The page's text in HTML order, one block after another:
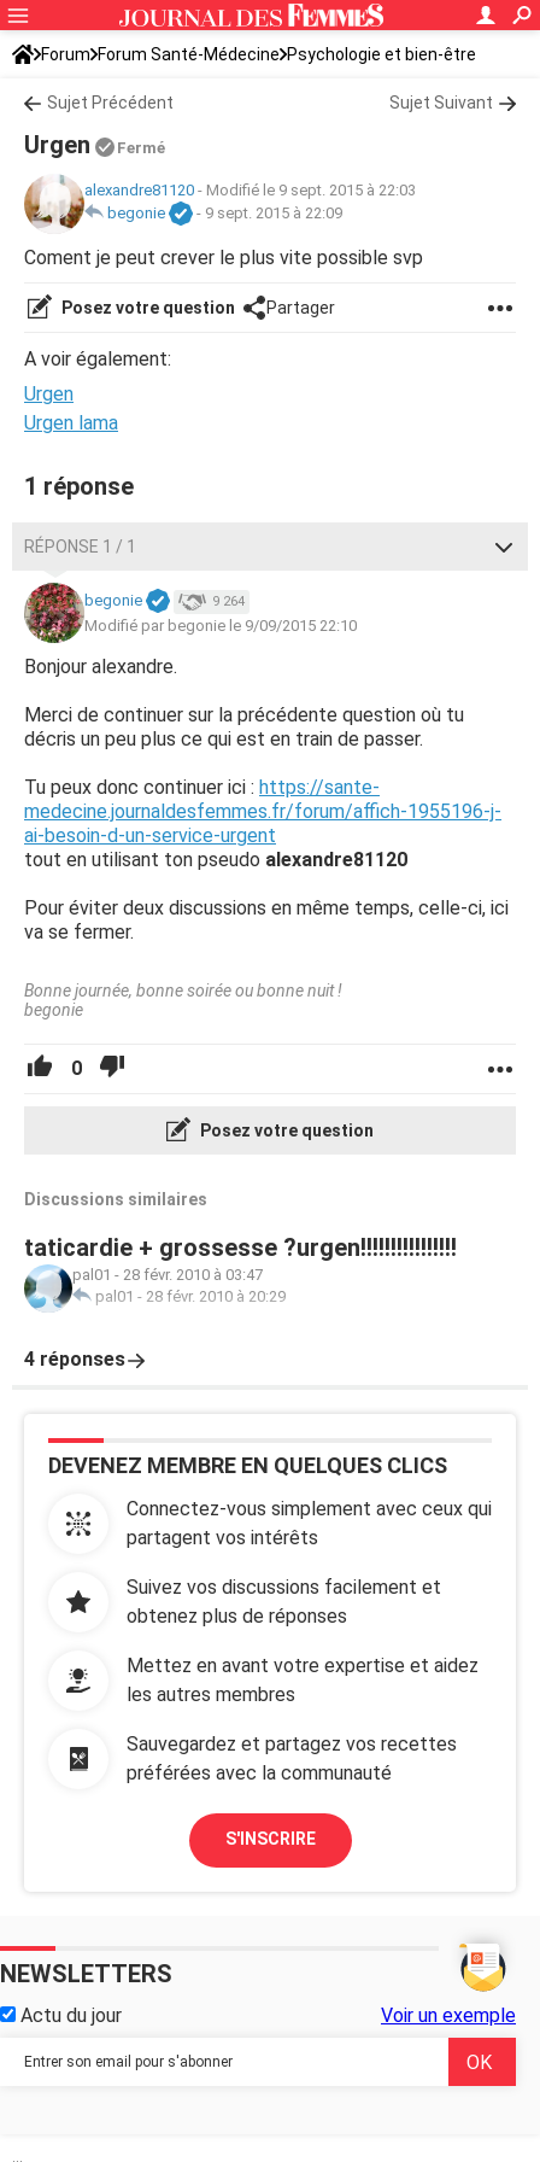
Forum Forum Santé-Médecine Psychologie et bien-être
Sujet Précédent Sujet Suivant
Urgen Fermé
alexandre81120 - Modifié le 9 sept. 2015 à 22:03
begonie
- 9 sept. 2015 à 22:09
Coment je peut crever le plus vite possible svp
Posez votre question Partager
A voir également:
Urgen
Urgen lama
1 réponse
RÉPONSE 1 / 1
begonie 9 264
Modifié par begonie le 9/09/2015 22:10
Bonjour alexandre.
Merci de continuer sur la précédente question où tu
décris un peu plus ce qui est en train de passer.
Tu peux donc continuer ici : https://sante-
medecine.journaldesfemmes.fr/forum/affich-1955196-j-
ai-besoin-d-un-service-urgent
tout en utilisant ton pseudo alexandre81120
Pour éviter deux discussions en même temps, celle-ci, ici
va se fermer.
Bonne journée, bonne soirée ou bonne nuit !
begonie
0
Posez votre question
Discussions similaires
taticardie + grossesse ?urgen!!!!!!!!!!!!!!!!
pal01 - 28 févr. 2010 à 03:47
pal01 - 28 févr. 2010 à 20:29
4 réponses
DEVENEZ MEMBRE EN QUELQUES CLICS
Connectez-vous simplement avec ceux qui
partagent vos intérêts
Suivez vos discussions facilement et
obtenez plus de réponses
Mettez en avant votre expertise et aidez
les autres membres
Sauvegardez et partagez vos recettes
préférées avec la communauté
S'INSCRIRE
NEWSLETTERS
Actu du jour Voir un exemple
...